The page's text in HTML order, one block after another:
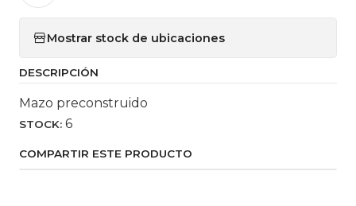
Mostrar stock de ubicaciones
DESCRIPCIÓN
Mazo preconstruido
STOCK: 6
COMPARTIR ESTE PRODUCTO